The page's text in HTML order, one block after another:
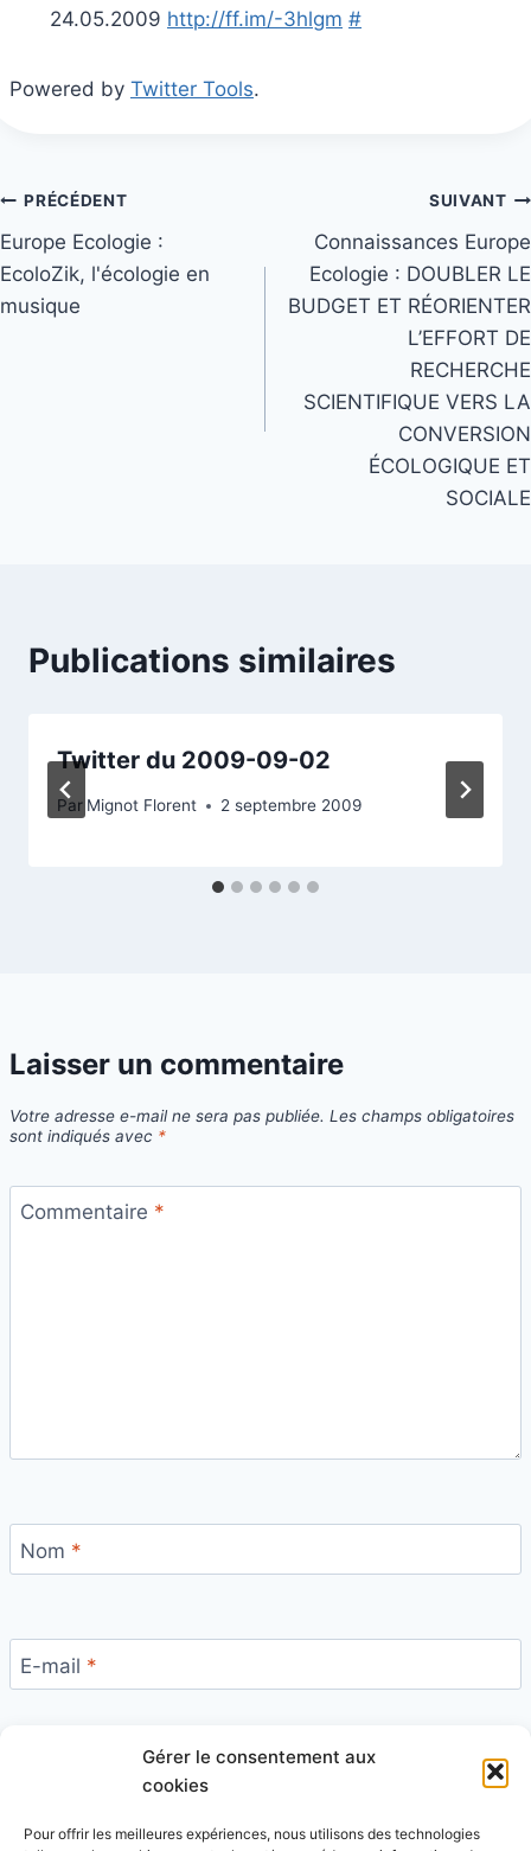
Gérer le consentement aux
cookies
Pour offrir les meilleures expériences, nous utilisons des technologies
24.05.2009 http://ff.im/-3hlgm #
Powered by Twitter Tools.
Navigation
de
l’article
PRÉCÉDENT
Europe Ecologie :
EcoloZik, l'écologie en
musique
SUIVANT
Connaissances Europe
Ecologie : DOUBLER LE
BUDGET ET RÉORIENTER
L’EFFORT DE
RECHERCHE
SCIENTIFIQUE VERS LA
CONVERSION
ÉCOLOGIQUE ET
SOCIALE
Publications similaires
Twitter du 2009-09-02
Par Mignot Florent 2 septembre 2009
Laisser un commentaire
Votre adresse e-mail ne sera pas publiée. Les champs obligatoires
sont indiqués avec *
Commentaire *
Nom *
E-mail *